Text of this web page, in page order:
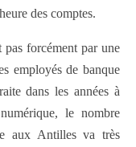
des comptes.
pas forcément par une
employés de banque
dans les années à
le nombre
aux Antilles va très